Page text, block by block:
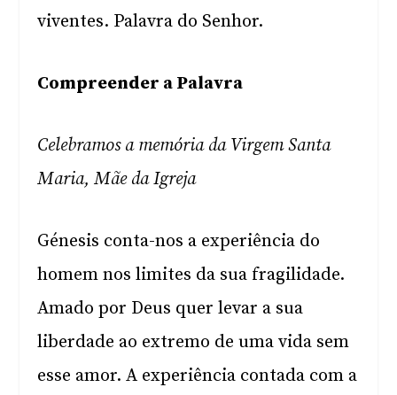
viventes. Palavra do Senhor.
Compreender a Palavra
Celebramos a memória da Virgem Santa
Maria, Mãe da Igreja
Génesis conta-nos a experiência do
homem nos limites da sua fragilidade.
Amado por Deus quer levar a sua
liberdade ao extremo de uma vida sem
esse amor. A experiência contada com a